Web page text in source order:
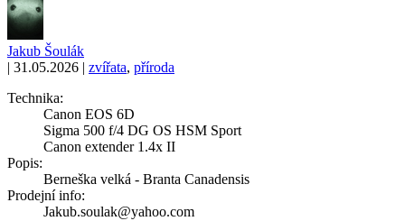
Jakub Šoulák
| 31.05.2026 | zvířata, příroda
Technika:
Canon EOS 6D
Sigma 500 f/4 DG OS HSM Sport
Canon extender 1.4x II
Popis:
Berneška velká - Branta Canadensis
Prodejní info:
Jakub.soulak@yahoo.com